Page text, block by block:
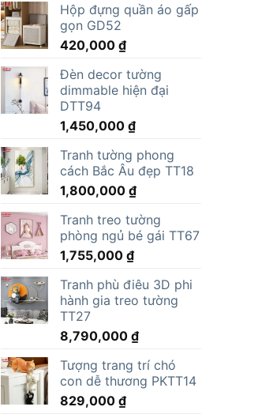
là:
15,000,000 ₫.
tại
Hộp đựng quần áo gấp
gọn GD52
420,000 ₫
Đèn decor tường
dimmable hiện đại
DTT94
1,450,000 ₫
Tranh tường phong
cách Bắc Âu đẹp TT18
1,800,000 ₫
Tranh treo tường
phòng ngủ bé gái TT67
1,755,000 ₫
Tranh phù điêu 3D phi
hành gia treo tường
TT27
8,790,000 ₫
Tượng trang trí chó
con dễ thương PKTT14
829,000 ₫